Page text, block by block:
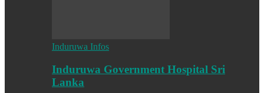
Induruwa Infos
Induruwa Government Hospital Sri
Lanka